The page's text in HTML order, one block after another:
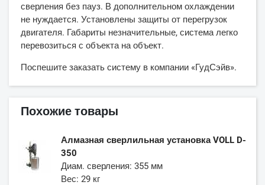
сверления без пауз. В дополнительном охлаждении
не нуждается. Установлены защиты от перегрузок
двигателя. Габариты незначительные, система легко
перевозиться с объекта на объект.
Поспешите заказать систему в компании «ГудСэйв».
Похожие товары
Алмазная сверлильная установка VOLL D-
350
Диам. сверления: 355 мм
Вес: 29 кг